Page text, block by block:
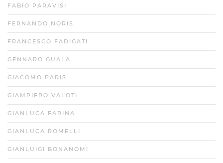
FABIO PARAVISI
FERNANDO NORIS
FRANCESCO FADIGATI
GENNARO GUALA
GIACOMO PARIS
GIAMPIERO VALOTI
GIANLUCA FARINA
GIANLUCA ROMELLI
GIANLUIGI BONANOMI